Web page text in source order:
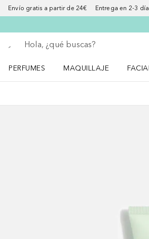
Envío gratis a partir de 24€ Entrega en 2-3
Regresar
Ejecutar búsqueda
PERFUMES
MAQUILLAJE